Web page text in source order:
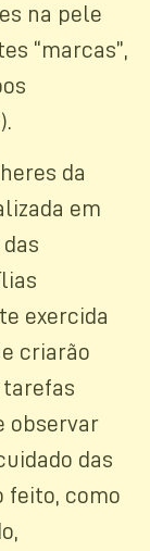
na pele
“marcas”,
da
em
exercida
criarão
observar
das
feito, como